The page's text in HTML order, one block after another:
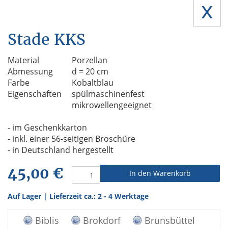
x
Stade KKS
Material
Porzellan
Abmessung
d = 20 cm
Farbe
Kobaltblau
Eigenschaften
spülmaschinenfest
mikrowellengeeignet
- im Geschenkkarton
- inkl. einer 56-seitigen Broschüre
- in Deutschland hergestellt
45,00 € In den Warenkorb
Auf Lager | Lieferzeit ca.: 2 - 4 Werktage
Biblis Brokdorf
Brunsbüttel